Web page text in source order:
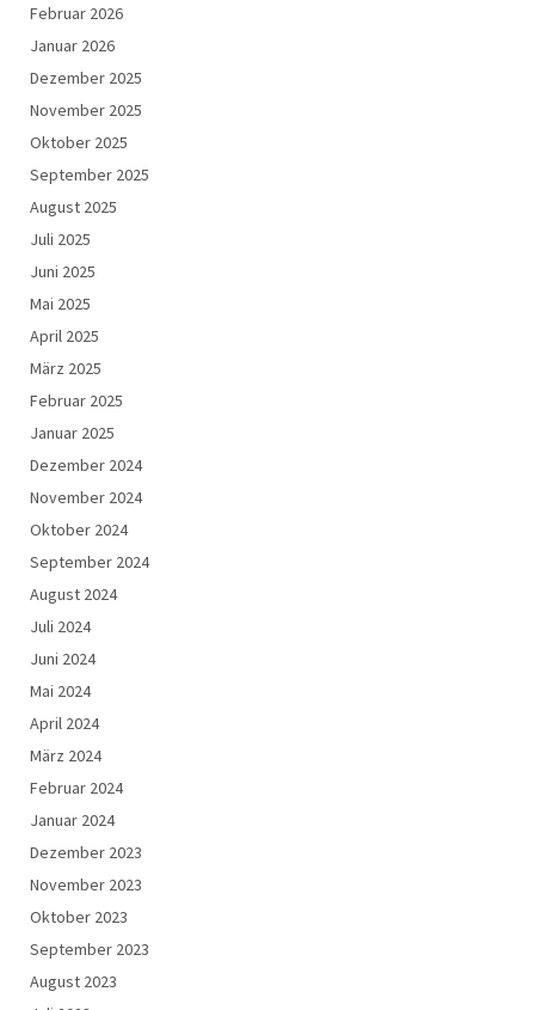
Februar 2026
Januar 2026
Dezember 2025
November 2025
Oktober 2025
September 2025
August 2025
Juli 2025
Juni 2025
Mai 2025
April 2025
März 2025
Februar 2025
Januar 2025
Dezember 2024
November 2024
Oktober 2024
September 2024
August 2024
Juli 2024
Juni 2024
Mai 2024
April 2024
März 2024
Februar 2024
Januar 2024
Dezember 2023
November 2023
Oktober 2023
September 2023
August 2023